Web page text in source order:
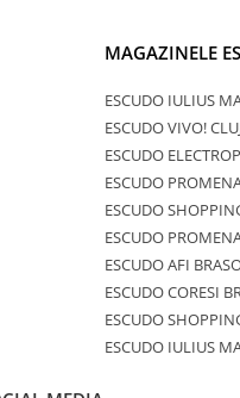
MAGAZINELE
ESCUDO IULIUS
ESCUDO VIVO!
ESCUDO
ESCUDO
ESCUDO
ESCUDO
ESCUDO AFI
ESCUDO CORESI
ESCUDO
ESCUDO IULIUS